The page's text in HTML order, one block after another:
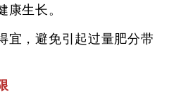
康生长。
宜，避免引起过量肥分带